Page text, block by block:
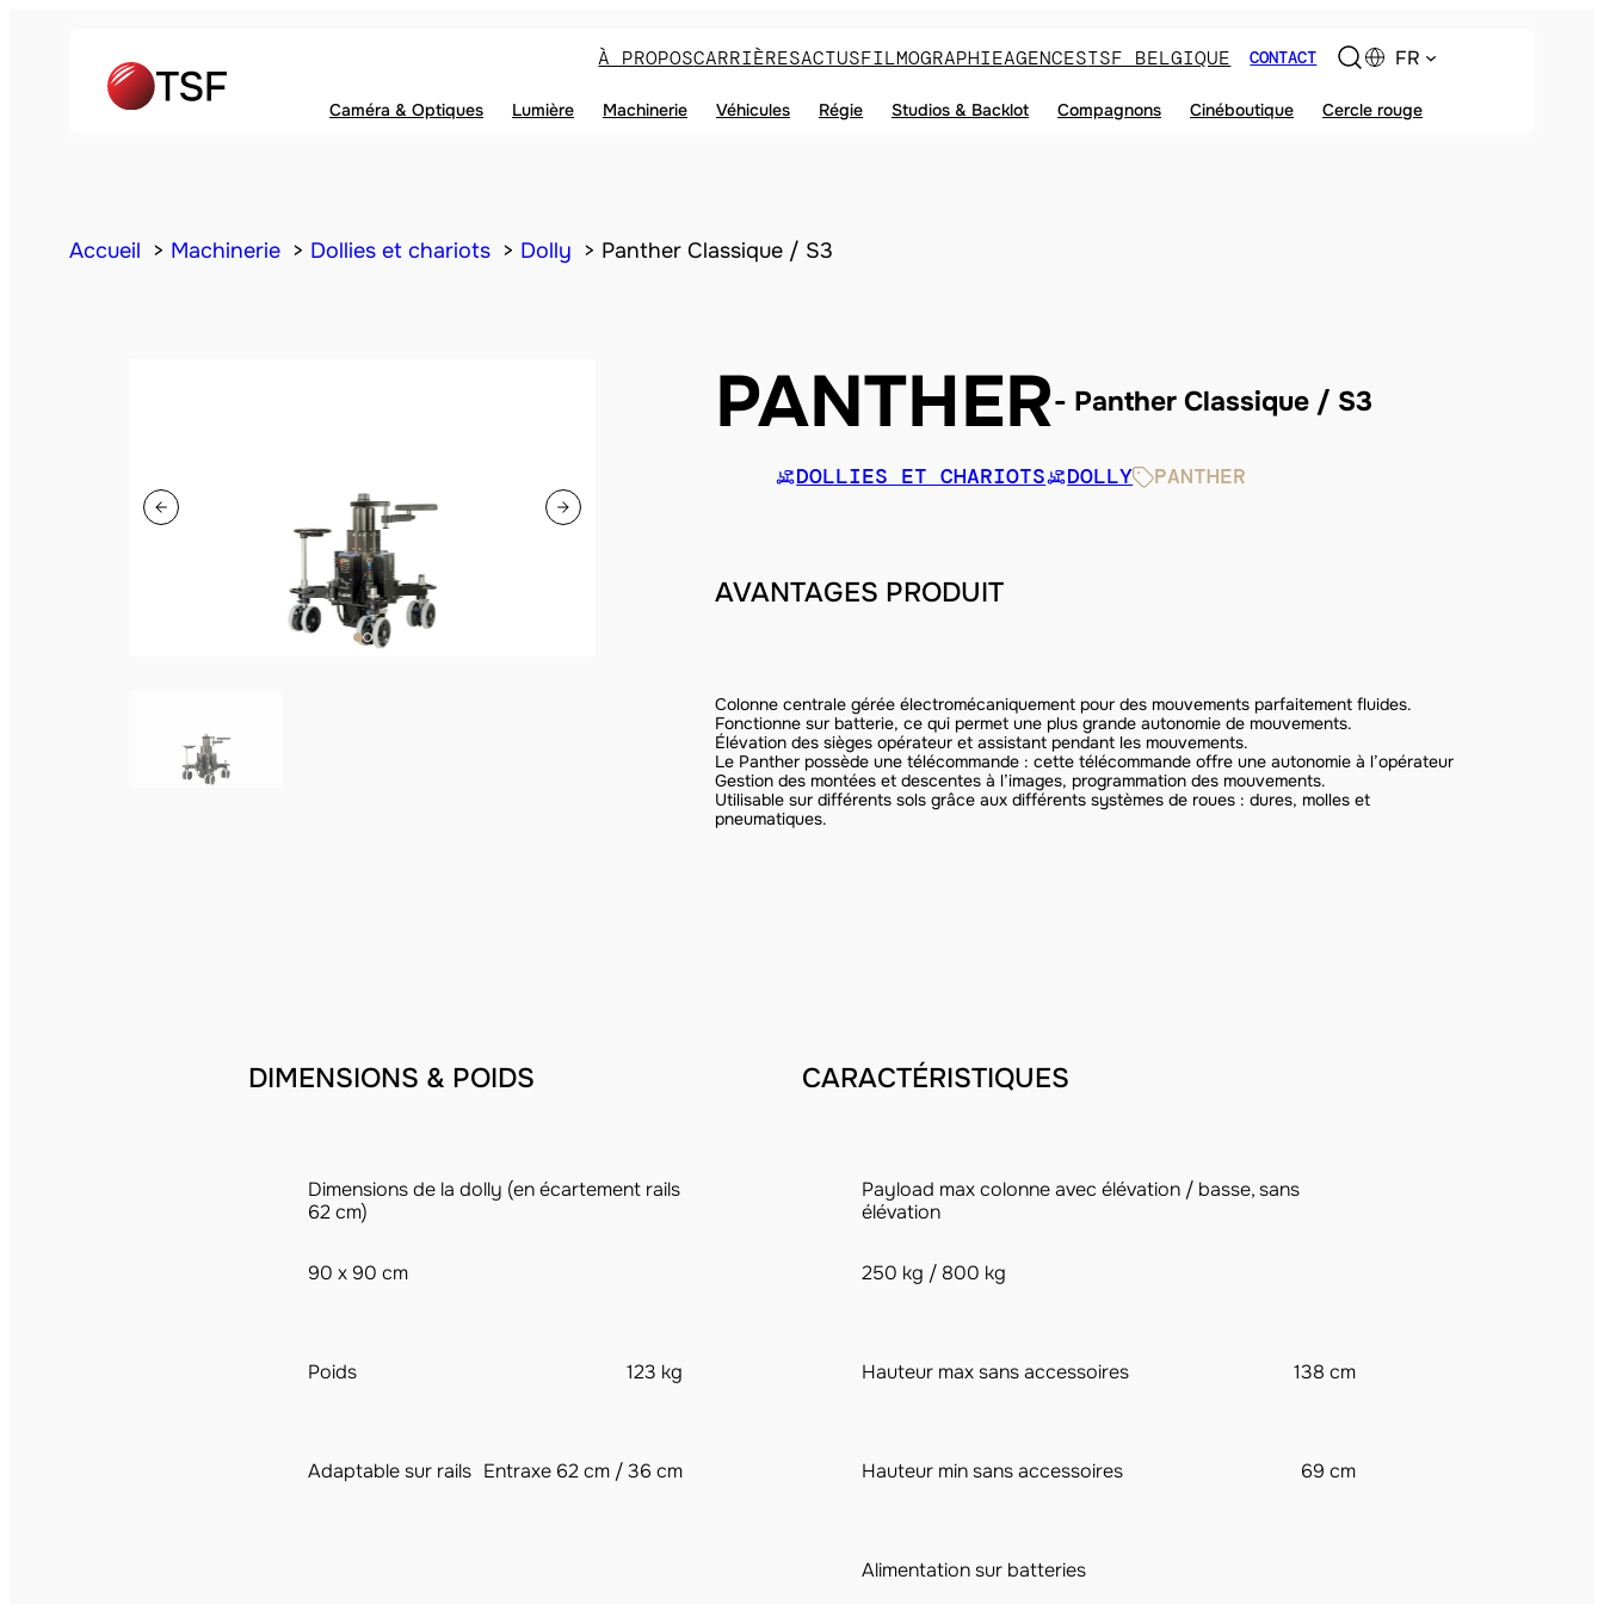
À PROPOSCARRIÈRESACTUSFILMOGRAPHIEAGENCESTSF BELGIQUE CONTACT FR
Caméra & Optiques Lumière Machinerie Véhicules Régie Studios & Backlot Compagnons Cinéboutique Cercle rouge
Accueil Machinerie Dollies et chariots Dolly Panther Classique / S3
PANTHER Panther Classique / S3
DOLLIES ET CHARIOTS DOLLY PANTHER
AVANTAGES PRODUIT
Colonne centrale gérée électromécaniquement pour des mouvements parfaitement fluides.
Fonctionne sur batterie, ce qui permet une plus grande autonomie de mouvements.
Élévation des sièges opérateur et assistant pendant les mouvements.
Le Panther possède une télécommande : cette télécommande offre une autonomie à l’opérateur
Gestion des montées et descentes à l’images, programmation des mouvements.
Utilisable sur différents sols grâce aux différents systèmes de roues : dures, molles et
pneumatiques.
DIMENSIONS & POIDS
Dimensions de la dolly (en écartement rails
62 cm)
90 x 90 cm
Poids 123 kg
Adaptable sur rails Entraxe 62 cm / 36 cm
CARACTÉRISTIQUES
Payload max colonne avec élévation / basse, sans
élévation
250 kg / 800 kg
Hauteur max sans accessoires 138 cm
Hauteur min sans accessoires 69 cm
Alimentation sur batteries